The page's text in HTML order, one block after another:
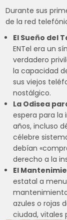
Durante sus
de la red
El Sueño del
ENTel era un
verdadero
la capacidad
sus viejos
nostálgico.
La Odisea
espera para la
años, incluso
célebre
debían
derecho a la
El
estatal a
azules o rojas
ciudad, vitales